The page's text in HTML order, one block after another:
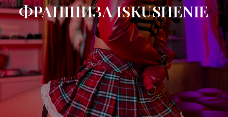
ФРАНШИЗА ISKUSHENIE